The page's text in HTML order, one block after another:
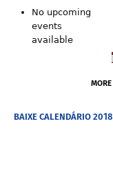
No upcoming
events
available
MORE
BAIXE CALENDÁRIO 2018